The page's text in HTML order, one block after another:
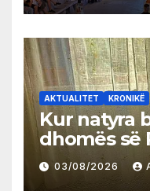
AKTUALITET KRONIKË
Kur natyra
dhomës së
03/08/2026